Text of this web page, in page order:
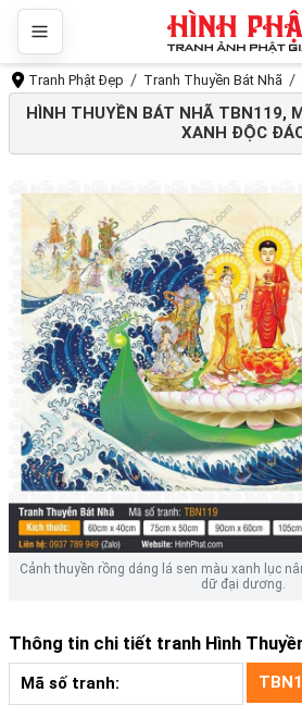
Tranh Phật Đẹp Tranh Thuyền Bát Nhã
HÌNH THUYỀN BÁT NHÃ TBN119,
XANH ĐỘC
Cảnh thuyền rồng dáng lá sen màu xanh lục
dữ đại dương.
Thông tin chi tiết tranh Hình
Mã số tranh: